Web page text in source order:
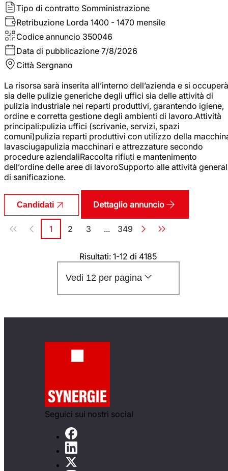
Tipo di contratto Somministrazione
Retribuzione Lorda 1400 - 1470 mensile
Codice annuncio 350046
Data di pubblicazione 7/8/2026
Città Sergnano
La risorsa sarà inserita all’interno dell’azienda e si occuperà
sia delle pulizie generiche degli uffici sia delle attività di
pulizia industriale nei reparti produttivi, garantendo igiene,
ordine e corretta gestione degli ambienti di lavoro.Attività
principali:pulizia uffici (scrivanie, servizi, spazi
comuni)pulizia reparti produttivi con utilizzo della
lavasciugapulizia macchinari e attrezzature secondo
procedure aziendaliRaccolta rifiuti e mantenimento
dell’ordine delle aree di lavoroSupporto alle attività
di sanificazione.
Candidati Dettaglio annuncio
Paginazione
Pagina
1 Pagina
2 Pagina
3 ... Pagina
349
Risultati: 1-12 di 4185
Vedi 12 per pagina
Seguici sui nostri social